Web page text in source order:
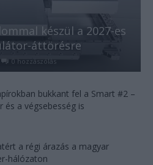
készül a 2027-es
áttörésre
0 hozzászólás
bukkant fel a Smart #2 –
és a végsebesség is
a régi árazás a magyar
hálózaton